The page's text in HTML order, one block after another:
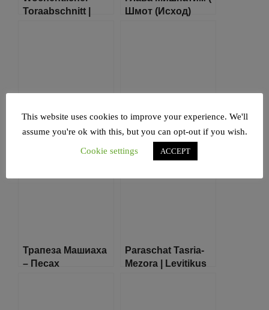
Toraabschnitt |
Шмот (Исход)
Шмот (Исход)
Wöchentlicher
Toraabschnitt |
Tezawe (Exodus
27:20–30:10)
Трапеза Машиаха
– Песах
Paraschat Tasria-
Mezora | Levitikus
This website uses cookies to improve your experience. We'll
assume you're ok with this, but you can opt-out if you wish.
Cookie settings
ACCEPT